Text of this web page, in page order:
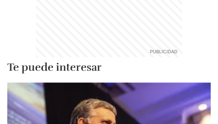
Te puede interesar